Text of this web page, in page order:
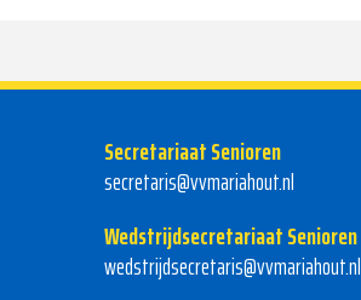
Secretariaat Senioren
secretaris@vvmariahout.nl
Wedstrijdsecretariaat Senioren
wedstrijdsecretaris@vvmariahout.nl